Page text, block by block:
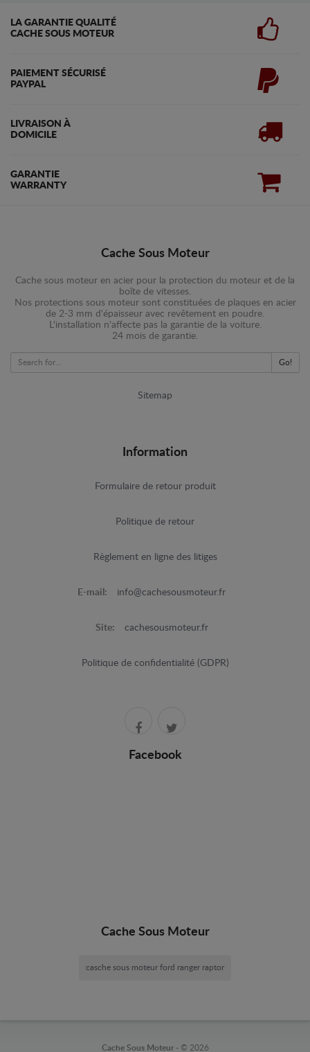
LA GARANTIE QUALITÉ
CACHE SOUS MOTEUR
PAIEMENT SÉCURISÉ
PAYPAL
LIVRAISON À
DOMICILE
GARANTIE
WARRANTY
Cache Sous Moteur
Cache sous moteur en acier pour la protection du moteur et de la
boîte de vitesses.
Nos protections sous moteur sont constituées de plaques en acier
de 2-3 mm d'épaisseur avec revêtement en poudre.
L'installation n'affecte pas la garantie de la voiture.
24 mois de garantie.
Go!
Sitemap
Information
Formulaire de retour produit
Politique de retour
Règlement en ligne des litiges
E-mail: info@cachesousmoteur.fr
Site: cachesousmoteur.fr
Politique de confidentialité (GDPR)
Facebook
Cache Sous Moteur
casche sous moteur ford ranger raptor
Cache Sous Moteur - © 2026